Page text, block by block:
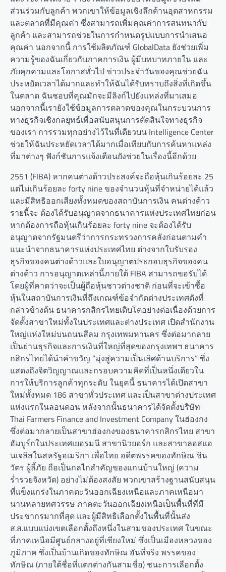
ส่วนร่วมกับลูกค้า พวกเขาให้ข้อมูลเชิงลึกด้านอุตสาหกรรม
และตลาดที่มีคุณค่า ซึ่งสามารถเพิ่มคุณค่าการสนทนากับ
ลูกค้า และสามารถช่วยในการกำหนดรูปแบบการนำเสนอ
คุณค่า นอกจากนี้ การใช้ผลิตภัณฑ์ GlobalData ยังช่วยเพิ่ม
ความรู้ของฉันเกี่ยวกับภาคการเงิน ผู้มีบทบาทภายใน และ
ภัยคุกคามและโอกาสทั่วไป ข่าวประจำวันของคุณช่วยฉัน
ประหยัดเวลาได้มากและทำให้ฉันได้รับทราบถึงสิ่งที่เกิดขึ้น
ในตลาด ฉันชอบที่คุณมักจะมีลิงก์ไปยังแหล่งที่มาเสมอ
นอกจากนี้เรายังใช้ข้อมูลการตลาดของคุณในกระบวนการ
ทางธุรกิจเชิงกลยุทธ์เพื่อสนับสนุนการตัดสินใจทางธุรกิจ
ของเรา การรวมทุกอย่างไว้ในที่เดียวบน Intelligence Center
ช่วยให้ฉันประหยัดเวลาได้มากเมื่อเทียบกับการค้นหาแหล่ง
ที่มาต่างๆ ฟังก์ชันการแจ้งเตือนยังช่วยในเรื่องนี้อีกด้วย
2551 (FIBA) หากคนต่างด้าวประสงค์จะถือหุ้นเกินร้อยละ 25
แต่ไม่เกินร้อยละ forty nine ของจำนวนหุ้นที่จำหน่ายได้แล้ว
และมีสิทธิออกเสียงทั้งหมดของสถาบันการเงิน คนต่างด้าว
รายนี้จะ ต้องได้รับอนุญาตจากธนาคารแห่งประเทศไทยก่อน
หากต้องการถือหุ้นเกินร้อยละ forty nine จะต้องได้รับ
อนุญาตจากรัฐมนตรีว่าการกระทรวงการคลังก่อนตามคำ
แนะนำจากธนาคารแห่งประเทศไทย ต่างจากใบรับรอง
ธุรกิจของคนต่างด้าวและใบอนุญาตประกอบธุรกิจของคน
ต่างด้าว การอนุญาตเหล่านี้ภายใต้ FIBA ​​สามารถขอรับได้
โดยผู้ที่คาดว่าจะเป็นผู้ถือหุ้นชาวต่างชาติ ก่อนที่จะเข้าซื้อ
หุ้นในสถาบันการเงินที่ถึงเกณฑ์ข้อจำกัดต่างประเทศดังที่
กล่าวข้างต้น ธนาคารกสิกรไทยเติบโตอย่างต่อเนื่องด้วยการ
จัดตั้งสาขาใหม่ทั้งในประเทศและต่างประเทศ เปิดสำนักงาน
ใหญ่แห่งใหม่บนถนนสีลม กรุงเทพมหานคร ซึ่งต่อมากลาย
เป็นย่านธุรกิจและการเงินที่ใหญ่ที่สุดของกรุงเทพฯ ธนาคาร
กสิกรไทยได้นำคำขวัญ “มุ่งสู่ความเป็นเลิศด้านบริการ” ซึ่ง
แสดงถึงจิตวิญญาณและกรอบความคิดที่เป็นหนึ่งเดียวใน
การให้บริการลูกค้าทุกระดับ ในยุคนี้ ธนาคารได้เปิดสาขา
ใหม่ทั้งหมด 186 สาขาทั่วประเทศ และเป็นสาขาต่างประเทศ
แห่งแรกในลอนดอน หลังจากนั้นธนาคารได้จัดตั้งบริษัท
Thai Farmers Finance and Investment Company ในฮ่องกง
ซึ่งต่อมากลายเป็นสาขาฮ่องกงของธนาคารกสิกรไทย สาขา
ฮัมบูร์กในประเทศเยอรมนี สาขานิวยอร์ก และสาขาลอสแอ
นเจลิสในสหรัฐอเมริกา เพื่อไทย อดีตพรรคของทักษิณ ชิน
วัตร ผู้ลี้ภัย ถือเป็นกลไกสำคัญของแกนบ้านใหญ่ (ความ
ร่ำรวยจังหวัด) อย่างไม่ต้องสงสัย พวกเขาสร้างฐานสนับสนุน
ที่แข็งแกร่งในภาคตะวันออกเฉียงเหนือและภาคเหนือมา
นานหลายทศวรรษ ภาคตะวันออกเฉียงเหนือเป็นพื้นที่ที่มี
ประชากรมากที่สุด และผู้มีสิทธิเลือกตั้งในพื้นที่นั้นส่ง
ส.ส.แบบแบ่งเขตเลือกตั้งถึงหนึ่งในสามของประเทศ ในขณะ
ที่ภาคเหนือมีศูนย์กลางอยู่ที่เชียงใหม่ ซึ่งเป็นเมืองหลวงของ
ภูมิภาค ซึ่งเป็นบ้านเกิดของทักษิณ อันที่จริง พรรคของ
ทักษิณ (ภายใต้ชื่อที่แตกต่างกันสามชื่อ) ชนะการเลือกตั้ง